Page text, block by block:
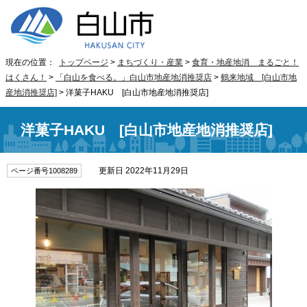
現在の位置： トップページ > まちづくり・産業 > 食育・地産地消 まるごと！
はくさん！ > 「白山を食べる。」白山市地産地消推奨店 > 鶴来地域 [白山市地
産地消推奨店] > 洋菓子HAKU [白山市地産地消推奨店]
洋菓子HAKU [白山市地産地消推奨店]
ページ番号1008289 更新日 2022年11月29日